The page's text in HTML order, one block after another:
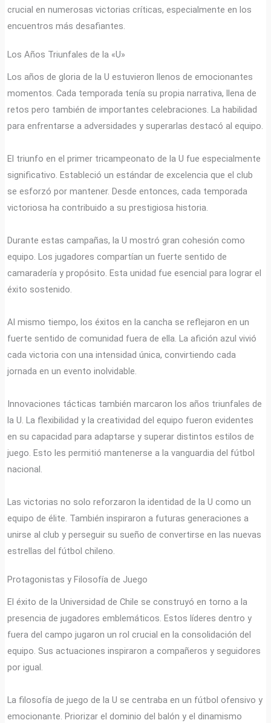
crucial en numerosas victorias críticas, especialmente en los
encuentros más desafiantes.
Los Años Triunfales de la «U»
Los años de gloria de la U estuvieron llenos de emocionantes
momentos. Cada temporada tenía su propia narrativa, llena de
retos pero también de importantes celebraciones. La habilidad
para enfrentarse a adversidades y superarlas destacó al equipo.
El triunfo en el primer tricampeonato de la U fue especialmente
significativo. Estableció un estándar de excelencia que el club
se esforzó por mantener. Desde entonces, cada temporada
victoriosa ha contribuido a su prestigiosa historia.
Durante estas campañas, la U mostró gran cohesión como
equipo. Los jugadores compartían un fuerte sentido de
camaradería y propósito. Esta unidad fue esencial para lograr el
éxito sostenido.
Al mismo tiempo, los éxitos en la cancha se reflejaron en un
fuerte sentido de comunidad fuera de ella. La afición azul vivió
cada victoria con una intensidad única, convirtiendo cada
jornada en un evento inolvidable.
Innovaciones tácticas también marcaron los años triunfales de
la U. La flexibilidad y la creatividad del equipo fueron evidentes
en su capacidad para adaptarse y superar distintos estilos de
juego. Esto les permitió mantenerse a la vanguardia del fútbol
nacional.
Las victorias no solo reforzaron la identidad de la U como un
equipo de élite. También inspiraron a futuras generaciones a
unirse al club y perseguir su sueño de convertirse en las nuevas
estrellas del fútbol chileno.
Protagonistas y Filosofía de Juego
El éxito de la Universidad de Chile se construyó en torno a la
presencia de jugadores emblemáticos. Estos líderes dentro y
fuera del campo jugaron un rol crucial en la consolidación del
equipo. Sus actuaciones inspiraron a compañeros y seguidores
por igual.
La filosofía de juego de la U se centraba en un fútbol ofensivo y
emocionante. Priorizar el dominio del balón y el dinamismo